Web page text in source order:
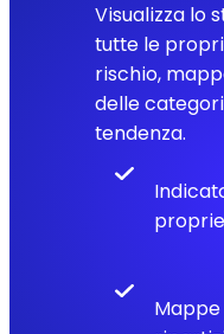
Visualizza lo
tutte le
rischio,
delle
tendenza.